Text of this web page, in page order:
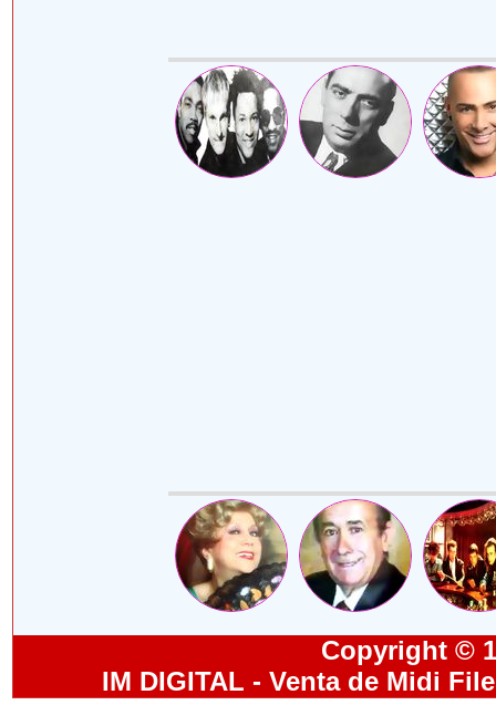
Copyright ©
IM DIGITAL - Venta de Midi